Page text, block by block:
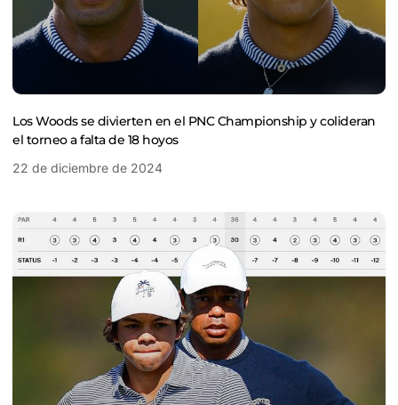
Los Woods se divierten en el PNC Championship y colideran
el torneo a falta de 18 hoyos
22 de diciembre de 2024